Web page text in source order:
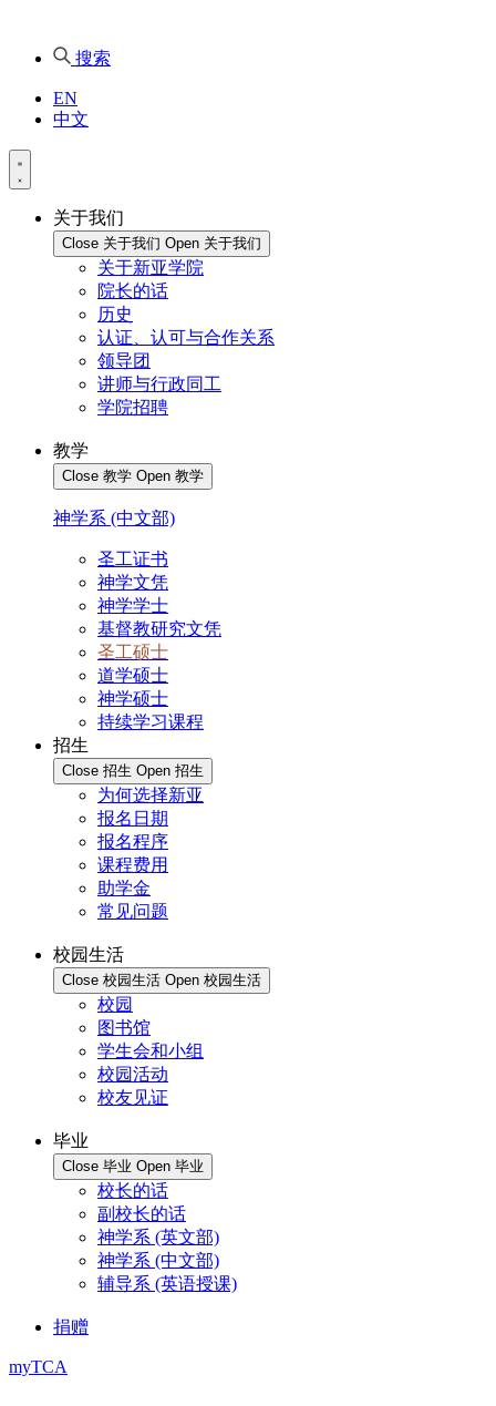
搜索
EN
中文
关于我们
Close 关于我们 Open 关于我们
关于新亚学院
院长的话
历史
认证、认可与合作关系
领导团
讲师与行政同工
学院招聘
教学
Close 教学 Open 教学
神学系 (中文部)
圣工证书
神学文凭
神学学士
基督教研究文凭
圣工硕士
道学硕士
神学硕士
持续学习课程
招生
Close 招生 Open 招生
为何选择新亚
报名日期
报名程序
课程费用
助学金
常见问题
校园生活
Close 校园生活 Open 校园生活
校园
图书馆
学生会和小组
校园活动
校友见证
毕业
Close 毕业 Open 毕业
校长的话
副校长的话
神学系 (英文部)
神学系 (中文部)
辅导系 (英语授课)
捐赠
myTCA